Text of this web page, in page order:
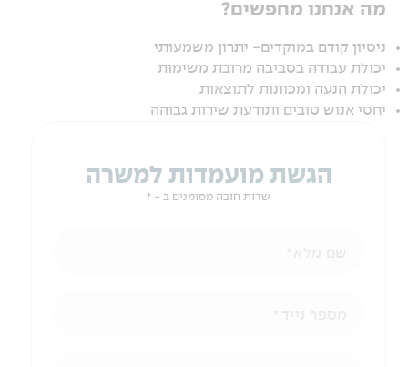
מה אנחנו מחפשים?
ניסיון קודם במוקדים- יתרון משמעותי
יכולת עבודה בסביבה מרובת משימות
יכולת הנעה ומכוונות לתוצאות
יחסי אנוש טובים ותודעת שירות גבוהה
הגשת מועמדות למשרה
שדות חובה מסומנים ב - *